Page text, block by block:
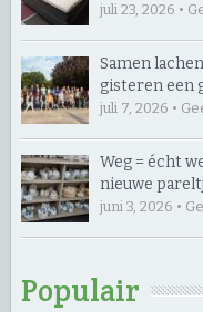
juli 23, 2026 •
Samen
gisteren een
juli 7, 2026 •
Weg = écht
nieuwe
juni 3, 2026 •
Populair